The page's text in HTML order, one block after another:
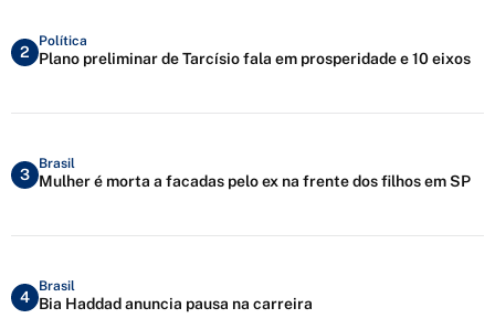
2
Política
Plano preliminar de Tarcísio fala em prosperidade e 10 eixos
3
Brasil
Mulher é morta a facadas pelo ex na frente dos filhos em SP
4
Brasil
Bia Haddad anuncia pausa na carreira